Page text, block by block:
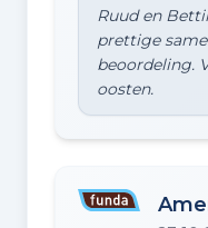
Ruud en
prettige
beoordeling.